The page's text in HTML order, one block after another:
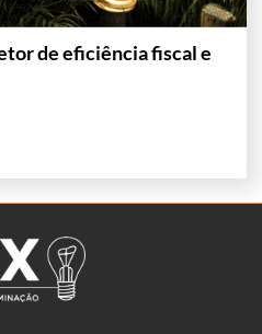
de eficiência fiscal e